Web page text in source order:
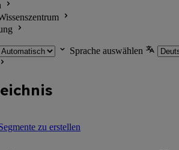
Sprache auswählen
zu erstellen